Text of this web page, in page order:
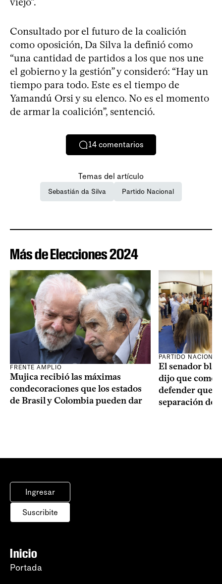
Consultado por el futuro de la coalición
como oposición, Da Silva la definió como
“una cantidad de partidos a los que nos une
el gobierno y la gestión” y consideró: “Hay un
tiempo para todo. Este es el tiempo de
Yamandú Orsi y su elenco. No es el momento
de armar la coalición”, sentenció.
14 comentarios
Temas del artículo
Sebastián da Silva Partido Nacional
Más de Elecciones 2024
FRENTE AMPLIO
Mujica recibió las máximas
condecoraciones que los estados
de Brasil y Colombia pueden dar
PARTIDO NACIONAL
El senador
dijo que como
defender que
separación de
Ingresar
Suscribite
Inicio
Portada